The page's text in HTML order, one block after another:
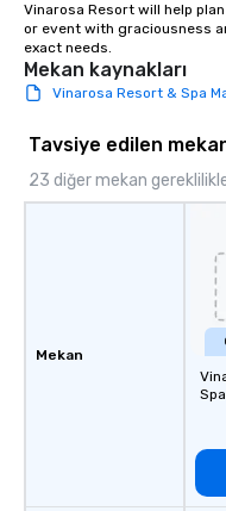
Vinarosa Resort will help
or event with graciousness
exact needs.
Mekan kaynakları
Vinarosa Resort & Spa
Tavsiye edilen
23 diğer mekan
Mekan
Spa